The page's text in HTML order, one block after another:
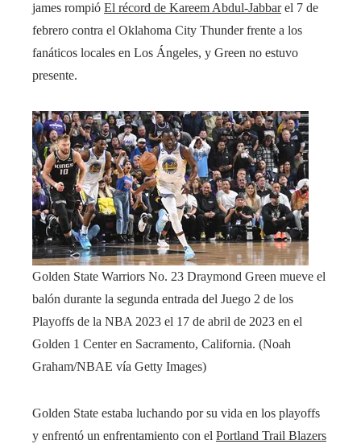
james rompió El récord de Kareem Abdul-Jabbarel 7 de
febrero contra el Oklahoma City Thunder frente a los
fanáticos locales en Los Ángeles, y Green no estuvo
presente.
Golden State Warriors No. 23 Draymond Green mueve el
balón durante la segunda entrada del Juego 2 de los
Playoffs de la NBA 2023 el 17 de abril de 2023 en el
Golden 1 Center en Sacramento, California. (Noah
Graham/NBAE vía Getty Images)
Golden State estaba luchando por su vida en los playoffs
y enfrentó un enfrentamiento con el Portland Trail Blazers